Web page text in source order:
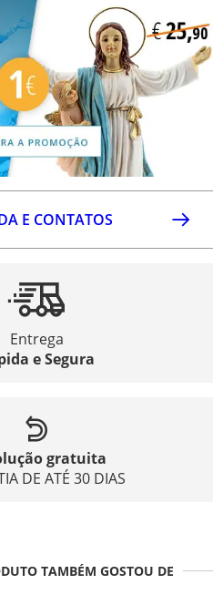
E CONTATOS
Entrega
e Segura
gratuita
DE ATÉ 30 DIAS
TAMBÉM GOSTOU DE